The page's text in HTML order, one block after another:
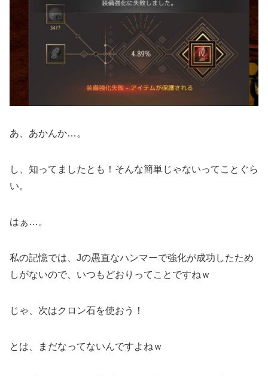
あ、あかんか…。
し、知ってましたとも！そんな簡単じゃないってことぐら
い。
はぁ…。
私の記憶では、Jの愚直なハンマーで強化が成功したため
しがないので、いつもどおりってことですねｗ
じゃ、次はクロン石を使おう！
とは、まだなってないんですよねｗ